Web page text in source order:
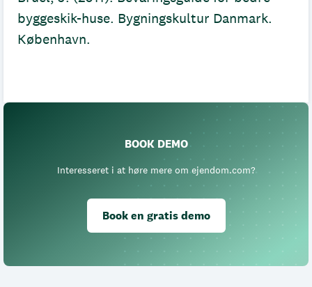
byggeskik-huse. Bygningskultur Danmark.
København.
BOOK DEMO
Interesseret i at høre mere om ejendom.com?
Book en gratis demo